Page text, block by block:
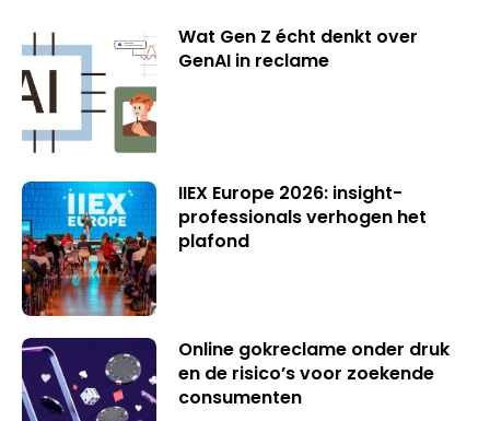
Wat Gen Z écht denkt over
GenAI in reclame
IIEX Europe 2026: insight-
professionals verhogen het
plafond
Online gokreclame onder druk
en de risico’s voor zoekende
consumenten